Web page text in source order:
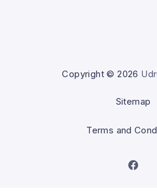
Copyright © 2026
Sitemap
Terms and
New